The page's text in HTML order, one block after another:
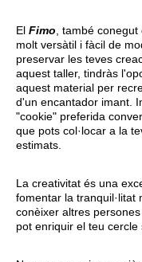
El Fimo, també
molt versàtil i fàcil de
preservar les teves
aquest taller, tindràs
aquest material per
d'un encantador imant.
"cookie" preferida
que pots col·locar a la
estimats.
La creativitat és una
fomentar la tranquil·litat
conèixer altres
pot enriquir el teu